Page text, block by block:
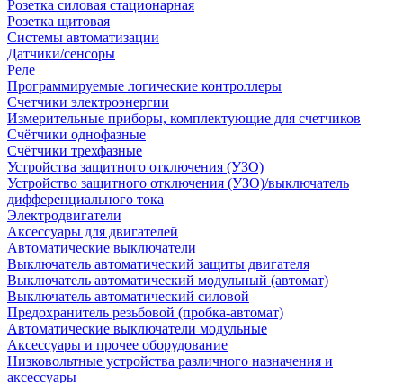
Розетка силовая стационарная
Розетка щитовая
Системы автоматизации
Датчики/сенсоры
Реле
Программируемые логические контроллеры
Счетчики электроэнергии
Измерительные приборы, комплектующие для счетчиков
Счётчики однофазные
Счётчики трехфазные
Устройства защитного отключения (УЗО)
Устройство защитного отключения (УЗО)/выключатель
дифференциального тока
Электродвигатели
Аксессуары для двигателей
Автоматические выключатели
Выключатель автоматический защиты двигателя
Выключатель автоматический модульный (автомат)
Выключатель автоматический силовой
Предохранитель резьбовой (пробка-автомат)
Автоматические выключатели модульные
Аксессуары и прочее оборудование
Низковольтные устройства различного назначения и
аксессуары